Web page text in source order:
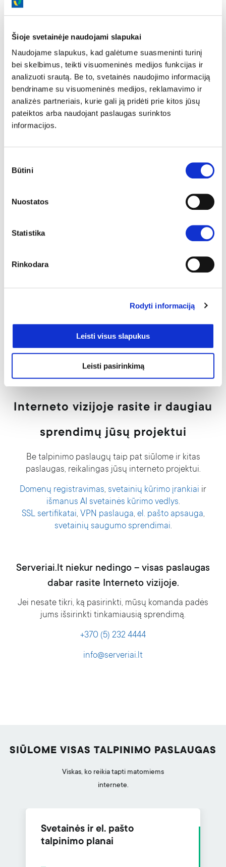
Šioje svetainėje naudojami slapukai
Naudojame slapukus, kad galėtume suasmeninti turinį
bei skelbimus, teikti visuomeninės medijos funkcijas ir
analizuoti srautą. Be to, svetainės naudojimo informaciją
bendriname su visuomeninės medijos, reklamavimo ir
analizės partneriais, kurie gali ją pridėti prie kitos jūsų
pateiktos arba naudojant paslaugas surinktos
informacijos.
pasirinkimas
Būtini
Nuostatos
Statistika
Rinkodara
Rodyti informaciją
Leisti visus slapukus
Leisti pasirinkimą
VPS serveriai
VPS serveriai skirti projektams, kuriems įprasto hostingo
nepakanka ir reikia daugiau galios, lankstumo bei
kontrolės. Tai sprendimas tiems, kuriems reikia ne tik
talpinti svetainę, bet ir turėti pilnai valdomą serverio
aplinką.
procesoriumi, RAM atmintimi, vieta diske ir IP adresu.
Galite patys pasirinkti operacinę sistemą, konfigūraciją
poreikius.
Prisijungimai klientams
Jei naudojote serveriai.lt prisijungimui prie paslaugų –
Prisijungti prie WebMail (pašto)
Kaip prisijungti prie DirectAdmin valdymo
Interneto vizijoje rasite ir daugiau
sprendimų jūsų projektui
Be talpinimo paslaugų taip pat siūlome ir kitas
paslaugas, reikalingas jūsų interneto projektui.
Domenų registravimas, svetainių kūrimo įrankiai ir
išmanus AI svetainės kūrimo vedlys.
SSL sertifikatai, VPN paslauga, el. pašto apsauga,
svetainių saugumo sprendimai.
Serveriai.lt niekur nedingo – visas paslaugas
dabar rasite Interneto vizijoje.
Jei nesate tikri, ką pasirinkti, mūsų komanda padės
jums išsirinkti tinkamiausią sprendimą.
+370 (5) 232 4444
info@serveriai.lt
SIŪLOME VISAS TALPINIMO PASLAUGAS
Viskas, ko reikia tapti matomiems
internete.
Svetainės ir el. pašto
talpinimo planai